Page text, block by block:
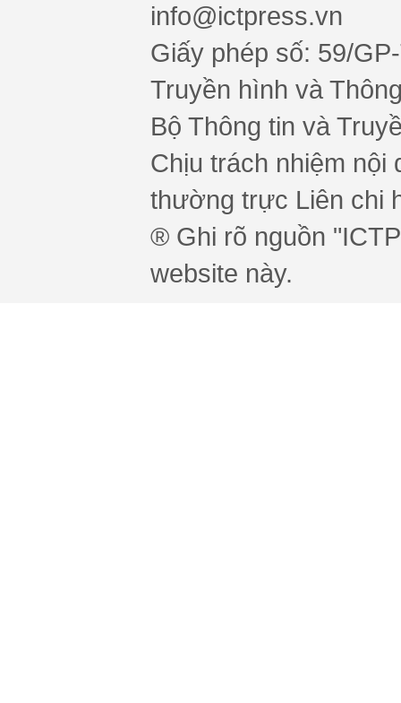
info@ictpress.vn
Giấy phép số: 59/
Truyền hình và
Bộ Thông tin và
Chịu trách nhiệm nội
thường trực Liên chi
® Ghi rõ nguồn
website này.